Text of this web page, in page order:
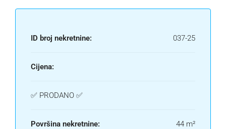
ID broj nekretnine: 037-25
Cijena:
✅ PRODANO ✅
Površina nekretnine: 44 m²